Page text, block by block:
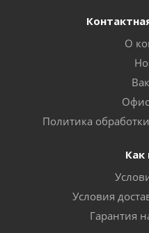
О
Политика
Как
Условия
Гарантия